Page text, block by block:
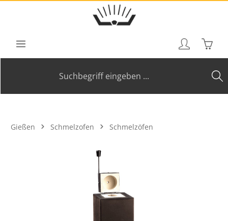
Zum Hauptinhalt springen
Gießen Schmelzofen Schmelzöfen
Bildergalerie überspringen